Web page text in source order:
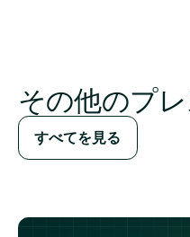
その他のプ
すべてを見る